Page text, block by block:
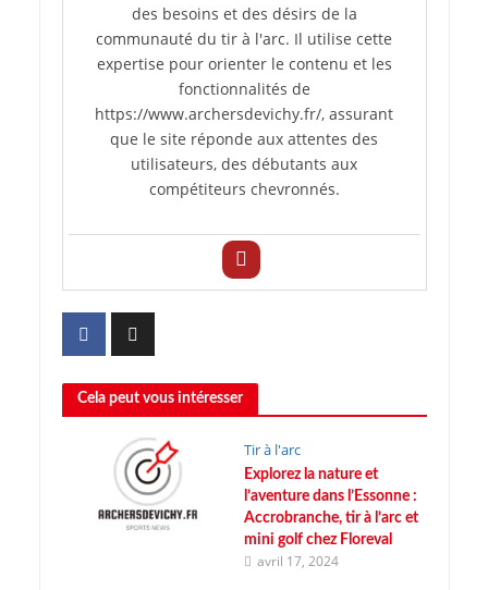
des besoins et des désirs de la
communauté du tir à l'arc. Il utilise cette
expertise pour orienter le contenu et les
fonctionnalités de
https://www.archersdevichy.fr/, assurant
que le site réponde aux attentes des
utilisateurs, des débutants aux
compétiteurs chevronnés.
Cela peut vous intéresser
Tir à l'arc
Explorez la nature et
l’aventure dans l’Essonne :
Accrobranche, tir à l’arc et
mini golf chez Floreval
avril 17, 2024